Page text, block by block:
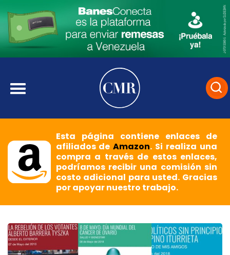
Esta página contiene enlaces de
afiliados deAmazon. Si realiza una
compra a través de estos enlaces,
podríamos recibir una comisión sin
costo adicional para usted. Gracias
por apoyar nuestro trabajo.